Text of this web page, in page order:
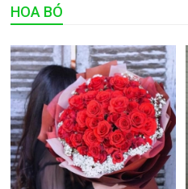
HOA BÓ